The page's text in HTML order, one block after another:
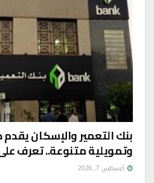
بنك التعمير والإسكان
وتمويلية متنوعة.. تعرف
أغسطس 7, 2026